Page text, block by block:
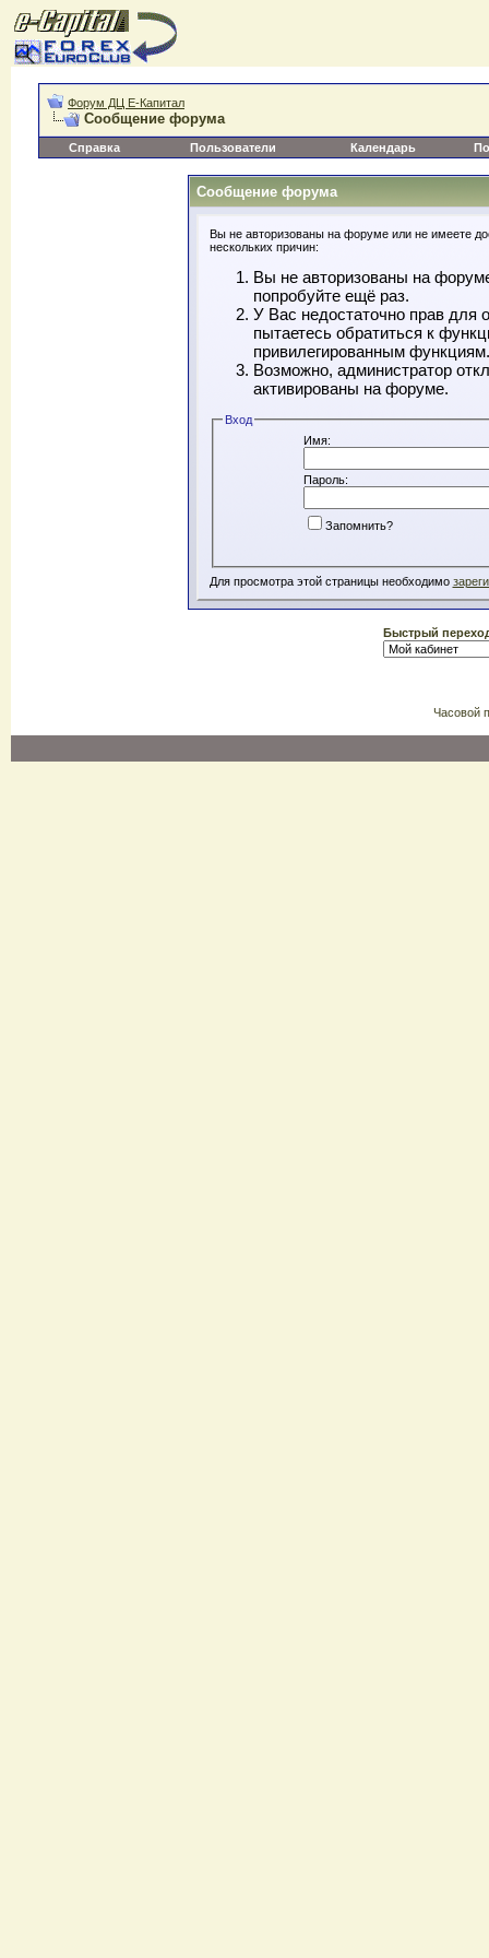
Форум ДЦ Е-Капитал
Сообщение форума
Справка Пользователи Календарь
Сообщение форума
Вы не авторизованы на форуме или не имеете
нескольких причин:
Вы не авторизованы на
попробуйте ещё раз.
У Вас недостаточно прав для
пытаетесь обратиться к
привилегированным функциям.
Возможно, администратор
активированы на форуме.
Вход
Имя:
Пароль:
Запомнить?
Для просмотра этой страницы необходимо
Быстрый
Часовой